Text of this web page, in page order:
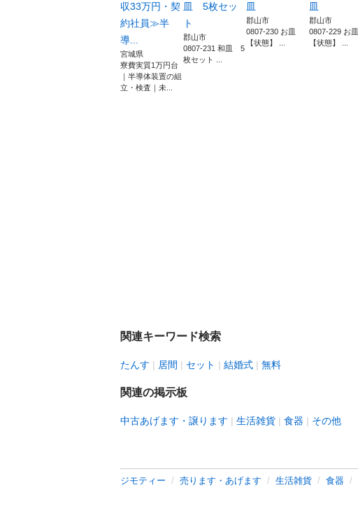
収33万円・契
約社員≫半
導...
宮城県
寮費実質1万円台
｜半導体装置の組
立・検査｜未...
皿 5枚セッ
ト
郡山市
0807-231 和皿 5
枚セット ...
皿
郡山市
0807-230 お皿
【状態】 ...
皿
郡山市
0807-229 お皿
【状態】 ...
関連キーワード検索
たんす 居間 セット 結婚式 無料
関連の掲示板
中古あげます・譲ります 生活雑貨 食器 その他
ジモティー 売ります・あげます 生活雑貨 食器